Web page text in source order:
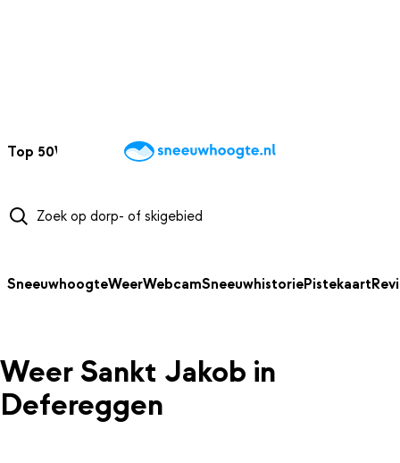
Top 50Webcams WintersportweerKaarten
SneeuwhoogteWeerWebcamSneeuwhistoriePistekaart
Weer Sankt Jakob in
Defereggen